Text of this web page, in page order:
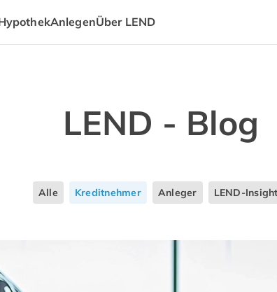
AnlegenÜber LEND
LEND - Blog
Alle Kreditnehmer Anleger LEND-